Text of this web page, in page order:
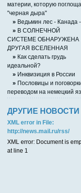
материи, которую
"черная дыра"
» Ведьмин лес - Канада -
» В СОЛНЕЧНОЙ
СИСТЕМЕ ОБНАРУЖЕНА
ДРУГАЯ ВСЕЛЕННАЯ
» Как сделать грудь
идеальной?
» Инквизиция в России
» Пословицы и
переводом на немецкий
ДРУГИЕ НОВОСТИ
XML error in File:
http://news.mail.ru/rss/
XML error: Document is
at line 1